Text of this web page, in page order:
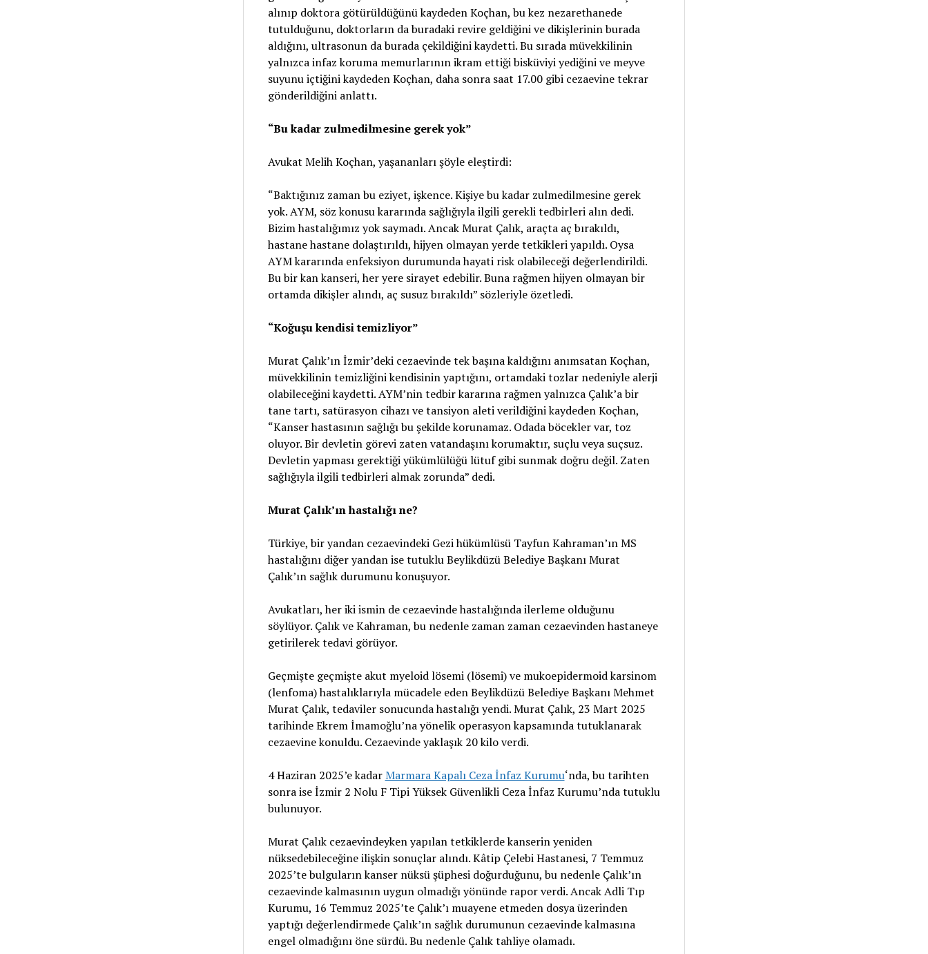
alınıp doktora götürüldüğünü kaydeden Koçhan, bu kez nezarethanede
tutulduğunu, doktorların da buradaki revire geldiğini ve dikişlerinin burada
aldığını, ultrasonun da burada çekildiğini kaydetti. Bu sırada müvekkilinin
yalnızca infaz koruma memurlarının ikram ettiği bisküviyi yediğini ve meyve
suyunu içtiğini kaydeden Koçhan, daha sonra saat 17.00 gibi cezaevine tekrar
gönderildiğini anlattı.
“Bu kadar zulmedilmesine gerek yok”
Avukat Melih Koçhan, yaşananları şöyle eleştirdi:
“Baktığınız zaman bu eziyet, işkence. Kişiye bu kadar zulmedilmesine gerek
yok. AYM, söz konusu kararında sağlığıyla ilgili gerekli tedbirleri alın dedi.
Bizim hastalığımız yok saymadı. Ancak Murat Çalık, araçta aç bırakıldı,
hastane hastane dolaştırıldı, hijyen olmayan yerde tetkikleri yapıldı. Oysa
AYM kararında enfeksiyon durumunda hayati risk olabileceği değerlendirildi.
Bu bir kan kanseri, her yere sirayet edebilir. Buna rağmen hijyen olmayan bir
ortamda dikişler alındı, aç susuz bırakıldı” sözleriyle özetledi.
“Koğuşu kendisi temizliyor”
Murat Çalık’ın İzmir’deki cezaevinde tek başına kaldığını anımsatan Koçhan,
müvekkilinin temizliğini kendisinin yaptığını, ortamdaki tozlar nedeniyle alerji
olabileceğini kaydetti. AYM’nin tedbir kararına rağmen yalnızca Çalık’a bir
tane tartı, satürasyon cihazı ve tansiyon aleti verildiğini kaydeden Koçhan,
“Kanser hastasının sağlığı bu şekilde korunamaz. Odada böcekler var, toz
oluyor. Bir devletin görevi zaten vatandaşını korumaktır, suçlu veya suçsuz.
Devletin yapması gerektiği yükümlülüğü lütuf gibi sunmak doğru değil. Zaten
sağlığıyla ilgili tedbirleri almak zorunda” dedi.
Murat Çalık’ın hastalığı ne?
Türkiye, bir yandan cezaevindeki Gezi hükümlüsü Tayfun Kahraman’ın MS
hastalığını diğer yandan ise tutuklu Beylikdüzü Belediye Başkanı Murat
Çalık’ın sağlık durumunu konuşuyor.
Avukatları, her iki ismin de cezaevinde hastalığında ilerleme olduğunu
söylüyor. Çalık ve Kahraman, bu nedenle zaman zaman cezaevinden hastaneye
getirilerek tedavi görüyor.
Geçmişte geçmişte akut myeloid lösemi (lösemi) ve mukoepidermoid karsinom
(lenfoma) hastalıklarıyla mücadele eden Beylikdüzü Belediye Başkanı Mehmet
Murat Çalık, tedaviler sonucunda hastalığı yendi. Murat Çalık, 23 Mart 2025
tarihinde Ekrem İmamoğlu’na yönelik operasyon kapsamında tutuklanarak
cezaevine konuldu. Cezaevinde yaklaşık 20 kilo verdi.
4 Haziran 2025’e kadarMarmara Kapalı Ceza İnfaz Kurumu‘nda, bu tarihten
sonra ise İzmir 2 Nolu F Tipi Yüksek Güvenlikli Ceza İnfaz Kurumu’nda tutuklu
bulunuyor.
Murat Çalık cezaevindeyken yapılan tetkiklerde kanserin yeniden
nüksedebileceğine ilişkin sonuçlar alındı. Kâtip Çelebi Hastanesi, 7 Temmuz
2025’te bulguların kanser nüksü şüphesi doğurduğunu, bu nedenle Çalık’ın
cezaevinde kalmasının uygun olmadığı yönünde rapor verdi. Ancak Adli Tıp
Kurumu, 16 Temmuz 2025’te Çalık’ı muayene etmeden dosya üzerinden
yaptığı değerlendirmede Çalık’ın sağlık durumunun cezaevinde kalmasına
engel olmadığını öne sürdü. Bu nedenle Çalık tahliye olamadı.